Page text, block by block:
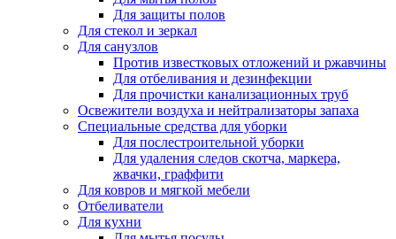
Для защиты полов
Для стекол и зеркал
Для санузлов
Против известковых отложений и ржавчины
Для отбеливания и дезинфекции
Для прочистки канализационных труб
Освежители воздуха и нейтрализаторы запаха
Специальные средства для уборки
Для послестроительной уборки
Для удаления следов скотча, маркера,
жвачки, граффити
Для ковров и мягкой мебели
Отбеливатели
Для кухни